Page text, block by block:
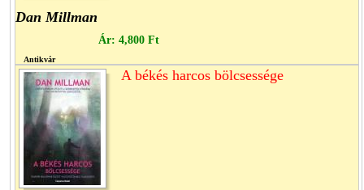
Dan Millman
Ár: 4,800 Ft
Antikvár
A békés harcos bölcsessége